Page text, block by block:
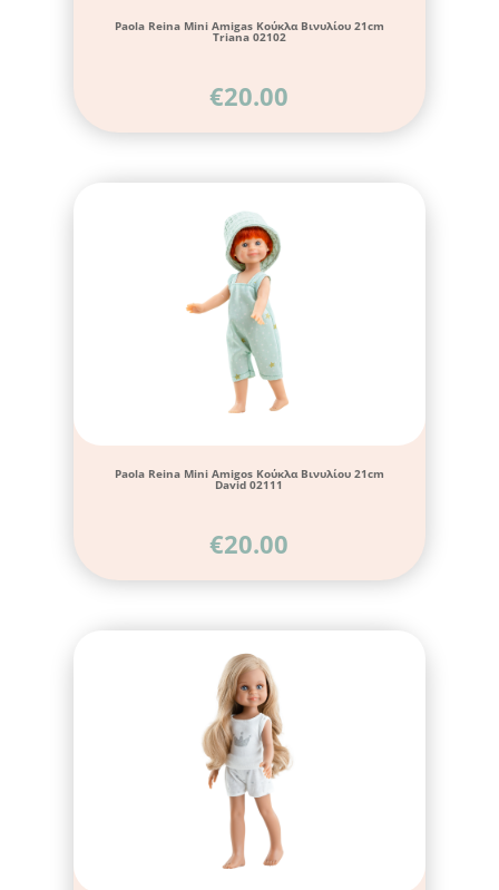
Paola Reina Mini Amigas Κούκλα Βινυλίου 21cm
Triana 02102
€20.00
Paola Reina Mini Amigos Κούκλα Βινυλίου 21cm
David 02111
€20.00